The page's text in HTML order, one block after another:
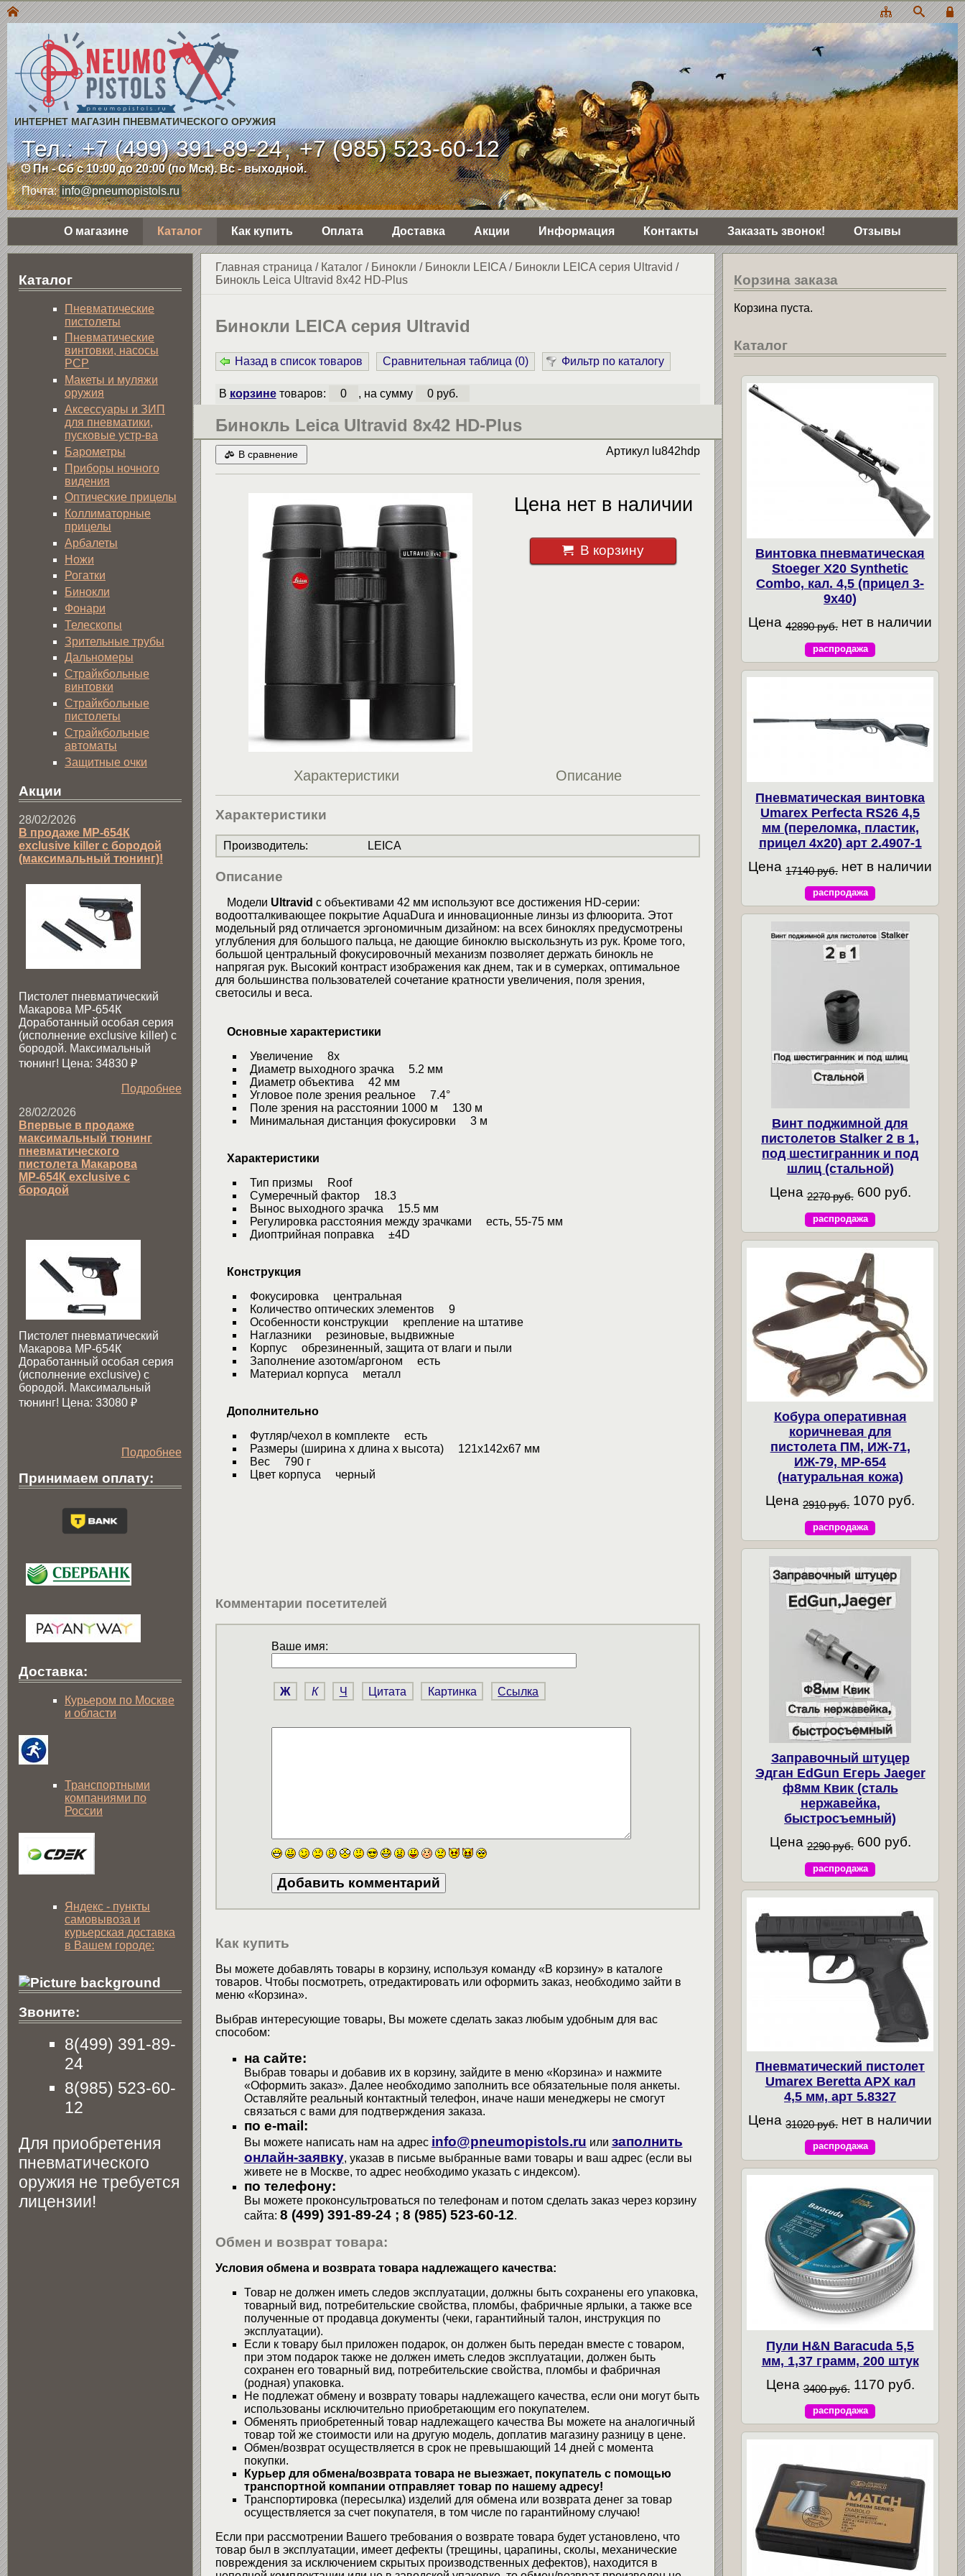
ИНТЕРНЕТ МАГАЗИН ПНЕВМАТИЧЕСКОГО ОРУЖИЯ
Тел.:+7 (499) 391-89-24,+7 (985) 523-60-12
Пн - Сб с 10:00 до 20:00 (по Мск). Вс - выходной.
Почта: info@pneumopistols.ru
О магазине Каталог Как купить Оплата Доставка Акции Информация Контакты Заказать звонок! Отзывы
Главная страница / Каталог/ Бинокли / Бинокли LEICA/ Бинокли LEICA серия Ultravid /
Бинокль Leica Ultravid 8x42 HD-Plus
Бинокли LEICA серия Ultravid
Назад в список товаров Сравнительная таблица (0) Фильтр по каталогу
В корзинетоваров: 0 , на сумму 0 руб.
Бинокль Leica Ultravid 8x42 HD-Plus
В сравнение Артикул lu842hdp
Цена нет в наличии
В корзину
Характеристики Описание
Характеристики
Производитель: LEICA
Описание
Модели Ultravid с объективами 42 мм используют все достижения HD-серии:
водоотталкивающее покрытие AquaDura и инновационные линзы из флюорита. Этот
модельный ряд отличается эргономичным дизайном: на всех биноклях предусмотрены
углубления для большого пальца, не дающие биноклю выскользнуть из рук. Кроме того,
большой центральный фокусировочный механизм позволяет держать бинокль не
напрягая рук. Высокий контраст изображения как днем, так и в сумерках, оптимальное
для большинства пользователей сочетание кратности увеличения, поля зрения,
светосилы и веса.
Основные характеристики
Увеличение 8x
Диаметр выходного зрачка 5.2 мм
Диаметр объектива 42 мм
Угловое поле зрения реальное 7.4°
Поле зрения на расстоянии 1000 м 130 м
Минимальная дистанция фокусировки 3 м
Характеристики
Тип призмы Roof
Сумеречный фактор 18.3
Вынос выходного зрачка 15.5 мм
Регулировка расстояния между зрачками есть, 55-75 мм
Диоптрийная поправка ±4D
Конструкция
Фокусировка центральная
Количество оптических элементов 9
Особенности конструкции крепление на штативе
Наглазники резиновые, выдвижные
Корпус обрезиненный, защита от влаги и пыли
Заполнение азотом/аргоном есть
Материал корпуса металл
Дополнительно
Футляр/чехол в комплекте есть
Размеры (ширина x длина x высота) 121x142x67 мм
Вес 790 г
Цвет корпуса черный
Комментарии посетителей
Ваше имя:
Ж К Ч Цитата Картинка Ссылка
Как купить
Вы можете добавлять товары в корзину, используя команду «В корзину» в каталоге
товаров. Чтобы посмотреть, отредактировать или оформить заказ, необходимо зайти в
меню «Корзина».
Выбрав интересующие товары, Вы можете сделать заказ любым удобным для вас
способом:
на сайте:
Выбрав товары и добавив их в корзину, зайдите в меню «Корзина» и нажмите
«Оформить заказ». Далее необходимо заполнить все обязательные поля анкеты.
Оставляйте реальный контактный телефон, иначе наши менеджеры не смогут
связаться с вами для подтверждения заказа.
по e-mail:
Вы можете написать нам на адрес info@pneumopistols.ru или заполнить
онлайн-заявку, указав в письме выбранные вами товары и ваш адрес (если вы
живете не в Москве, то адрес необходимо указать с индексом).
по телефону:
Вы можете проконсультроваться по телефонам и потом сделать заказ через корзину
сайта: 8 (499) 391-89-24 ; 8 (985) 523-60-12.
Обмен и возврат товара:
Условия обмена и возврата товара надлежащего качества:
Товар не должен иметь следов эксплуатации, должны быть сохранены его упаковка,
товарный вид, потребительские свойства, пломбы, фабричные ярлыки, а также все
полученные от продавца документы (чеки, гарантийный талон, инструкция по
эксплуатации).
Если к товару был приложен подарок, он должен быть передан вместе с товаром,
при этом подарок также не должен иметь следов эксплуатации, должен быть
сохранен его товарный вид, потребительские свойства, пломбы и фабричная
(родная) упаковка.
Не подлежат обмену и возврату товары надлежащего качества, если они могут быть
использованы исключительно приобретающим его покупателем.
Обменять приобретенный товар надлежащего качества Вы можете на аналогичный
товар той же стоимости или на другую модель, доплатив магазину разницу в цене.
Обмен/возврат осуществляется в срок не превышающий 14 дней с момента
покупки.
Курьер для обмена/возврата товара не выезжает, покупатель с помощью
транспортной компании отправляет товар по нашему адресу!
Транспортировка (пересылка) изделий для обмена или возврата денег за товар
осуществляется за счет покупателя, в том числе по гарантийному случаю!
Если при рассмотрении Вашего требования о возврате товара будет установлено, что
товар был в эксплуатации, имеет дефекты (трещины, царапины, сколы, механические
повреждения за исключением скрытых производственных дефектов), находится в
Каталог
Пнев­ма­ти­чес­кие
пистолеты
Пневматические
винтовки, насосы
PCP
Макеты и муляжи
оружия
Аксессуары и ЗИП
для пневматики,
пусковые устр-ва
Барометры
Приборы ночного
видения
Оптические прицелы
Коллиматорные
прицелы
Арбалеты
Ножи
Рогатки
Бинокли
Фонари
Телескопы
Зрительные трубы
Дальномеры
Страйкбольные
винтовки
Страйкбольные
пистолеты
Страйкбольные
автоматы
Защитные очки
Акции
28/02/2026
В продаже МР-654К
exclusive killer с бородой
(максимальный тюнинг)!
Пистолет пневматический
Макарова МР-654К
Доработанный особая серия
(исполнение exclusive killer) с
бородой. Максимальный
тюнинг! Цена: 34830 ₽
Подробнее
28/02/2026
Впервые в продаже
максимальный тюнинг
пневматического
пистолета Макарова
МР-654К exclusive с
бородой
Пистолет пневматический
Макарова МР-654К
Доработанный особая серия
(исполнение exclusive) c
бородой. Максимальный
тюнинг! Цена: 33080 ₽
Подробнее
Принимаем оплату:
Доставка:
Курьером по Москве
и области
Транспортными
компаниями по
России
Яндекс - пункты
самовывоза и
курьерская доставка
в Вашем городе:
Звоните:
8(499) 391-89-
24
8(985) 523-60-
12
Для приобретения
пневматического
оружия не требуется
лицензии!
Корзина заказа
Корзина пуста.
Каталог
Винтовка пневматическая
Stoeger X20 Synthetic
Combo, кал. 4,5 (прицел 3-
9х40)
Цена 42890 руб. нет в наличии
распродажа
Пневматическая винтовка
Umarex Perfecta RS26 4,5
мм (переломка, пластик,
прицел 4x20) арт 2.4907-1
Цена 17140 руб. нет в наличии
распродажа
Винт поджимной для
пистолетов Stalker 2 в 1,
под шестигранник и под
шлиц (стальной)
Цена 2270 руб. 600 руб.
распродажа
Кобура оперативная
коричневая для
пистолета ПМ, ИЖ-71,
ИЖ-79, МР-654
(натуральная кожа)
Цена 2910 руб. 1070 руб.
распродажа
Заправочный штуцер
Эдган EdGun Егерь Jaeger
ф8мм Квик (сталь
нержавейка,
быстросъемный)
Цена 2290 руб. 600 руб.
распродажа
Пневматический пистолет
Umarex Beretta APX кал
4,5 мм, арт 5.8327
Цена31020 руб. нет в наличии
распродажа
Пули H&N Baracuda 5,5
мм, 1,37 грамм, 200 штук
Цена 3400 руб. 1170 руб.
распродажа